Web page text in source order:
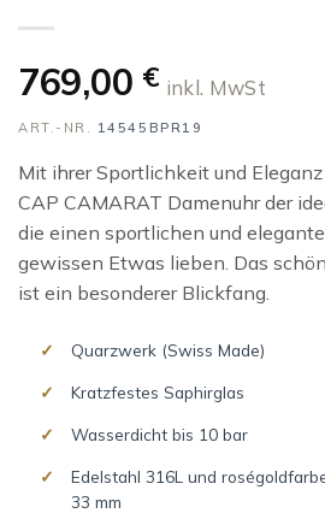
769,00 € inkl. MwSt
ART.-NR. 14545BPR19
Mit ihrer Sportlichkeit und
CAP CAMARAT Damenuhr der
die einen sportlichen und
gewissen Etwas lieben. Das
ist ein besonderer Blickfang.
Quarzwerk (Swiss Made)
Kratzfestes Saphirglas
Wasserdicht bis 10 bar
Edelstahl 316L und
33 mm